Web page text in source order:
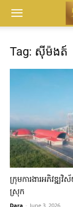
Tag: ​ស៊ីម៉ងត៍
ក្រុម​ការងារ​អភិវឌ្
ស្រុក​
Dara - June 3, 2026